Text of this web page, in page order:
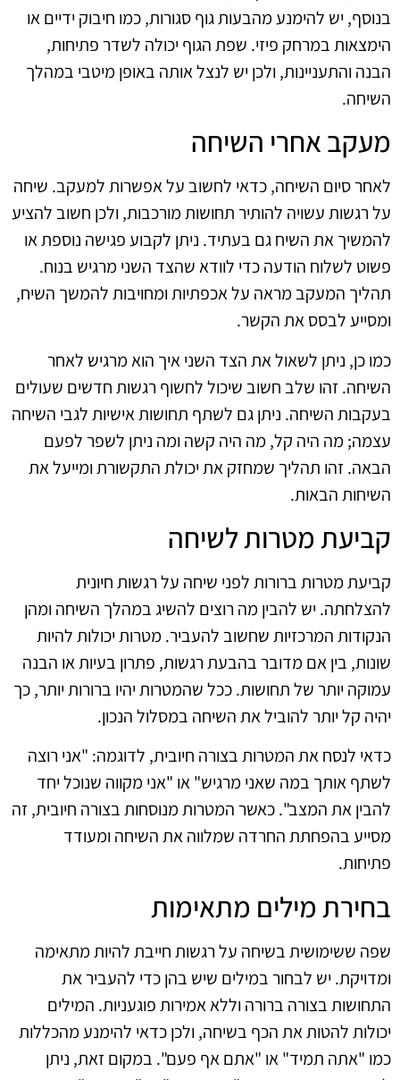
בנוסף, יש להימנע מהבעות גוף סגורות, כמו חיבוק ידיים או
הימצאות במרחק פיזי. שפת הגוף יכולה לשדר פתיחות,
הבנה והתעניינות, ולכן יש לנצל אותה באופן מיטבי במהלך
השיחה.
מעקב אחרי השיחה
לאחר סיום השיחה, כדאי לחשוב על אפשרות למעקב. שיחה
על רגשות עשויה להותיר תחושות מורכבות, ולכן חשוב להציע
להמשיך את השיח גם בעתיד. ניתן לקבוע פגישה נוספת או
פשוט לשלוח הודעה כדי לוודא שהצד השני מרגיש בנוח.
תהליך המעקב מראה על אכפתיות ומחויבות להמשך השיח,
ומסייע לבסס את הקשר.
כמו כן, ניתן לשאול את הצד השני איך הוא מרגיש לאחר
השיחה. זהו שלב חשוב שיכול לחשוף רגשות חדשים שעולים
בעקבות השיחה. ניתן גם לשתף תחושות אישיות לגבי השיחה
עצמה; מה היה קל, מה היה קשה ומה ניתן לשפר לפעם
הבאה. זהו תהליך שמחזק את יכולת התקשורת ומייעל את
השיחות הבאות.
קביעת מטרות לשיחה
קביעת מטרות ברורות לפני שיחה על רגשות חיונית
להצלחתה. יש להבין מה רוצים להשיג במהלך השיחה ומהן
הנקודות המרכזיות שחשוב להעביר. מטרות יכולות להיות
שונות, בין אם מדובר בהבעת רגשות, פתרון בעיות או הבנה
עמוקה יותר של תחושות. ככל שהמטרות יהיו ברורות יותר, כך
יהיה קל יותר להוביל את השיחה במסלול הנכון.
כדאי לנסח את המטרות בצורה חיובית, לדוגמה: "אני רוצה
לשתף אותך במה שאני מרגיש" או "אני מקווה שנוכל יחד
להבין את המצב". כאשר המטרות מנוסחות בצורה חיובית, זה
מסייע בהפחתת החרדה שמלווה את השיחה ומעודד
פתיחות.
בחירת מילים מתאימות
שפה ששימושית בשיחה על רגשות חייבת להיות מתאימה
ומדויקת. יש לבחור במילים שיש בהן כדי להעביר את
התחושות בצורה ברורה וללא אמירות פוגעניות. המילים
יכולות להטות את הכף בשיחה, ולכן כדאי להימנע מהכללות
כמו "אתה תמיד" או "אתם אף פעם". במקום זאת, ניתן